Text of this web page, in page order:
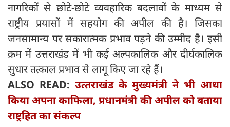
नागरिकों से छोटे-छोटे व्यवहारिक बदलावों के माध्यम से
राष्ट्रीय प्रयासों में सहयोग की अपील की है। जिसका
जनसामान्य पर सकारात्मक प्रभाव पड़ने की उम्मीद है। इसी
क्रम में उत्तराखंड में भी कई अल्पकालिक और दीर्घकालिक
सुधार तत्काल प्रभाव से लागू किए जा रहे हैं।
ALSO READ: उत्‍तराखंड के मुख्यमंत्री ने भी आधा
किया अपना काफिला, प्रधानमंत्री की अपील को बताया
राष्ट्रहित का संकल्प